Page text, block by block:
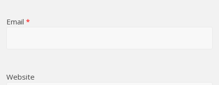
Email*
Website